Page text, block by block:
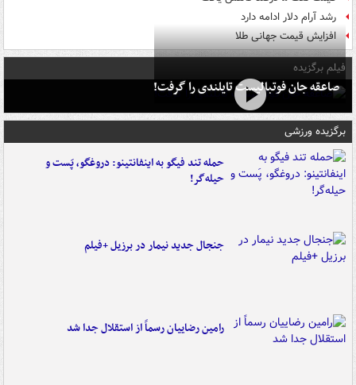
رشد آرام دلار ادامه دارد
افزایش قیمت جهانی طلا
فیلم برگزیده
صاعقه جان فوتبالیست تایلندی را گرفت!
برگزیده ورزشی
حمله تند فیگو به اینفانتینو: دروغگو، پَست‌ و
حیله‌گر!
جنجال جدید نیمار در برزیل +فیلم
رامین رضاییان رسماً از استقلال جدا شد